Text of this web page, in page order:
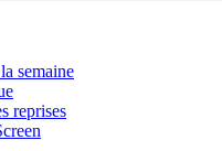
semaine
reprises